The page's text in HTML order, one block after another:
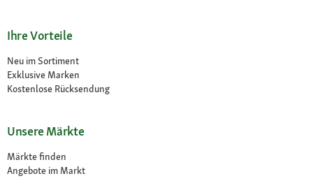
Ihre Vorteile
Neu im Sortiment
Exklusive Marken
Kostenlose Rücksendung
Unsere Märkte
Märkte finden
Angebote im Markt